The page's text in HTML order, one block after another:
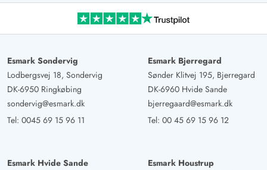
Esmark Sondervig
Lodbergsvej 18, Sondervig
DK-6950 Ringkøbing
sondervig@esmark.dk
Tel: 0045 69 15 96 11
Esmark Bjerregard
Sønder Klitvej 195, Bjerregard
DK-6960 Hvide Sande
bjerregaard@esmark.dk
Tel: 00 45 69 15 96 12
Esmark Hvide Sande
Esmark Houstrup